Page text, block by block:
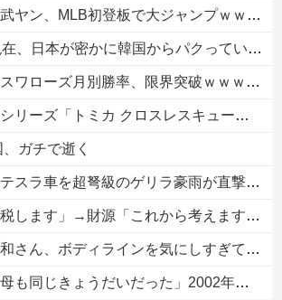
ヤン、MLB初登板で大ジャンプｗｗｗｗ
韓国からパクっているものがこちら…」→「これは言い訳できないｗｗ」＝韓国の反応
突破ｗｗｗｗｗｗｗｗｗｗｗｗｗｗｗｗｗｗｗｗｗｗｗｗｗｗｗｗｗｗｗｗｗｗｗｗｗｗｗｗｗｗｗ他
リーズ「トミカ クロスレスキュー」 始動
、ガチで逝く
弩級のゲリラ豪雨が直撃、水が溢れてどんどん浸かっていくのを……
します」→財源「これから考えます」
、ボディラインを気にしすぎて隠しまくってしまう
だった」2002年と2004年、別々に養子に迎えられた男の子と女の子が受けたDNA検査